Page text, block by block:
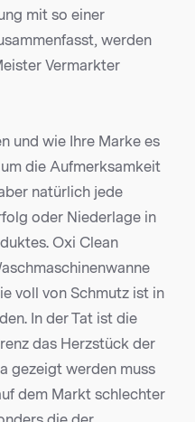
mit so einer
werden
Vermarkter
und wie Ihre Marke es
die Aufmerksamkeit
natürlich jede
oder Niederlage in
Oxi Clean
voll von Schmutz ist in
In der Tat ist die
das Herzstück der
gezeigt werden muss
dem Markt schlechter